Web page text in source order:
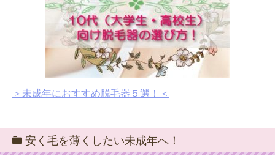
＞未成年におすすめ脱毛器５選！＜
安く毛を薄くしたい未成年へ！